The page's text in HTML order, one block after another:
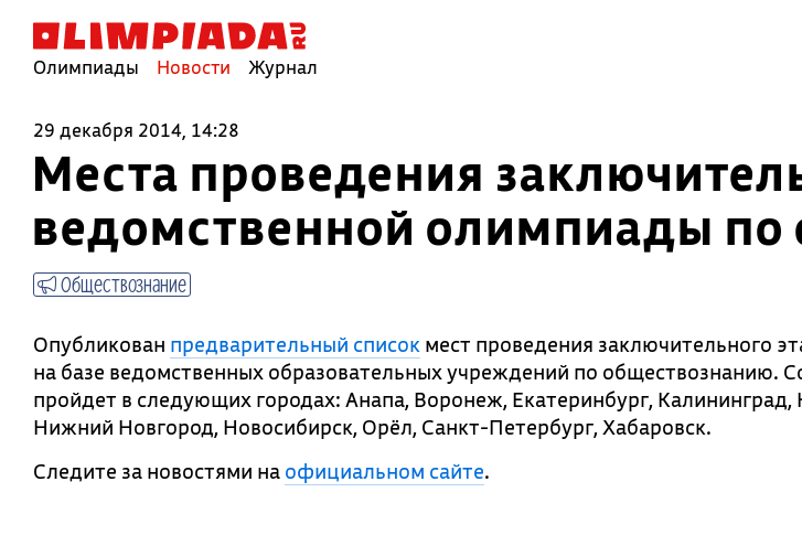
Олимпиады Новости Журнал
29 декабря 2014, 14:28
Места проведения
ведомственной олимпиады
Обществознание
Опубликован предварительный список мест проведения заключительного
на базе ведомственных образовательных учреждений по обществознанию.
пройдет в следующих городах: Анапа, Воронеж, Екатеринбург, Калининград,
Нижний Новгород, Новосибирск, Орёл, Санкт-Петербург, Хабаровск.
Следите за новостями на официальном сайте.